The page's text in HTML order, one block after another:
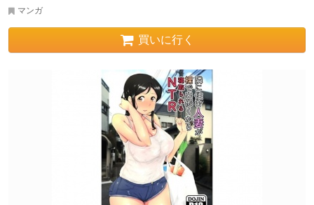
マンガ
買いに行く